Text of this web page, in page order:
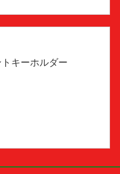
キーホルダー